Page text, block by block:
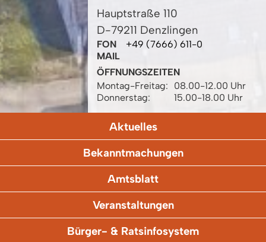
Hauptstraße 110
D-79211 Denzlingen
FON
+49 (7666) 611-0
MAIL
ÖFFNUNGSZEITEN
Montag-Freitag:
08.00-12.00 Uhr
Donnerstag:
15.00-18.00 Uhr
Aktuelles
Bekanntmachungen
Amtsblatt
Veranstaltungen
Bürger- & Ratsinfosystem